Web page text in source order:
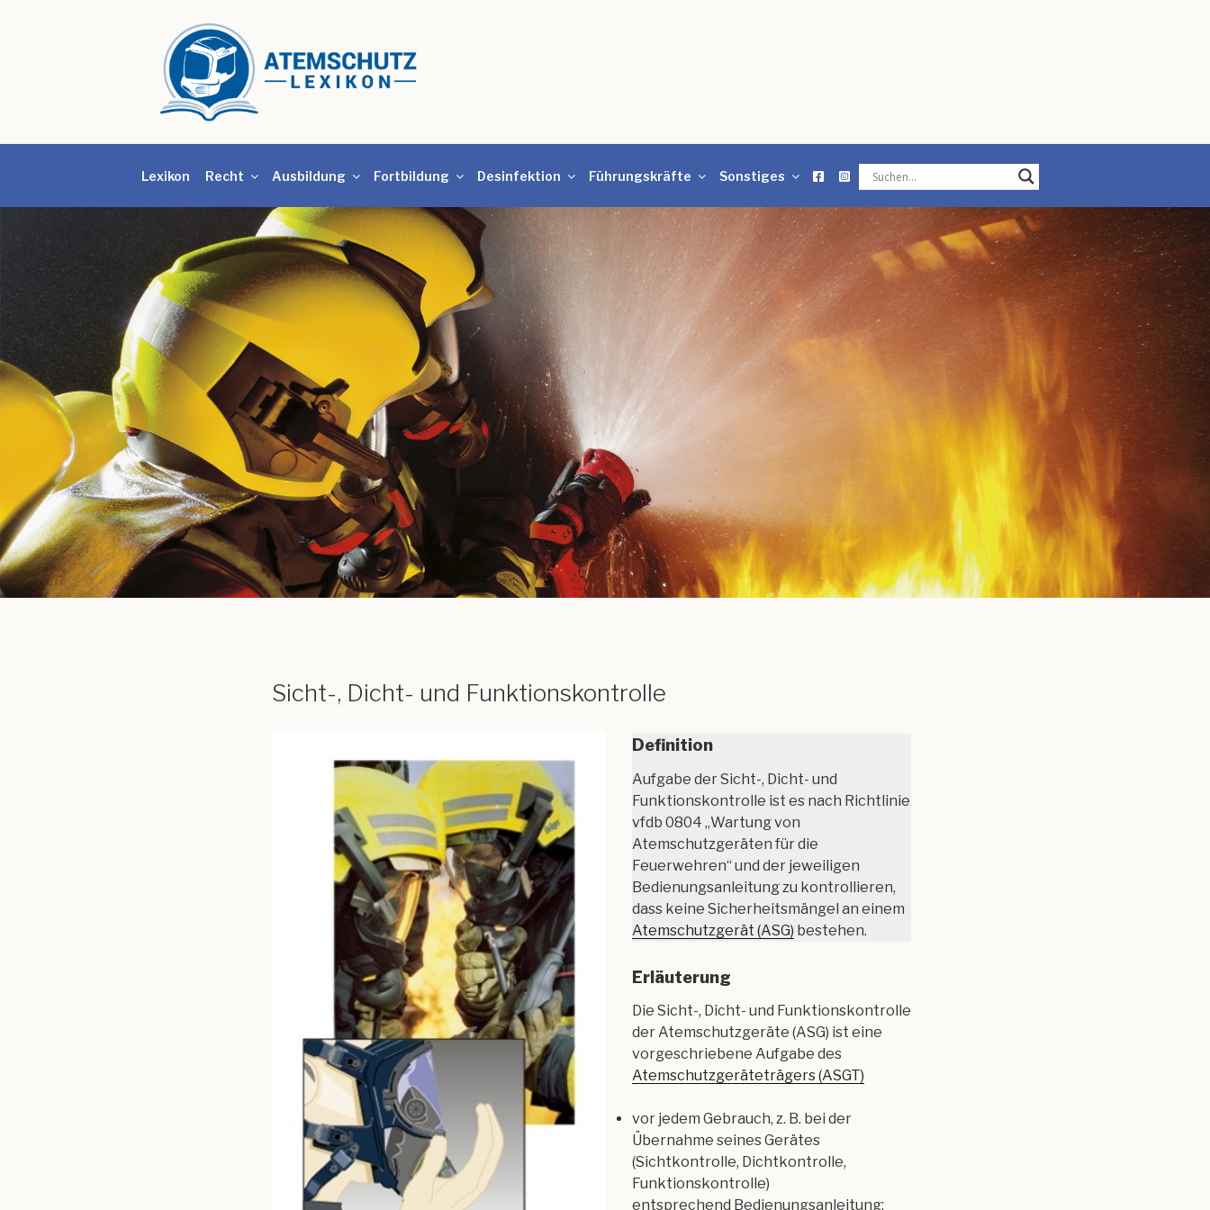
Lexikon Recht Ausbildung Fortbildung Desinfektion Führungskräfte Sonstiges
Sicht-, Dicht- und Funktionskontrolle
Definition
Aufgabe der Sicht-, Dicht- und
Funktionskontrolle ist es nach Richtlinie
vfdb 0804 „Wartung von
Atemschutzgeräten für die
Feuerwehren“ und der jeweiligen
Bedienungsanleitung zu kontrollieren,
dass keine Sicherheitsmängel an einem
Atemschutzgerät (ASG) bestehen.
Erläuterung
Die Sicht-, Dicht- und Funktionskontrolle
der Atemschutzgeräte (ASG) ist eine
vorgeschriebene Aufgabe des
Atemschutzgeräteträgers (ASGT)
vor jedem Gebrauch, z. B. bei der
Übernahme seines Gerätes
(Sichtkontrolle, Dichtkontrolle,
Funktionskontrolle)
entsprechend Bedienungsanleitung;